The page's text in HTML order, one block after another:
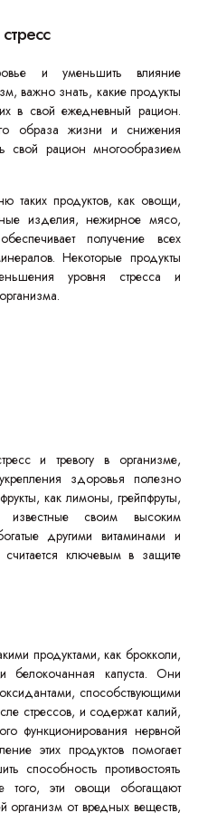
и уменьшить влияние
важно знать, какие продукты
в свой ежедневный рацион.
образа жизни и снижения
свой рацион многообразием
таких продуктов, как овощи,
изделия, нежирное мясо,
получение всех
Некоторые продукты
уровня стресса и
и тревогу в организме,
здоровья полезно
как лимоны, грейпфруты,
своим высоким
другими витаминами и
ключевым в защите
продуктами, как брокколи,
белокочанная капуста. Они
способствующими
стрессов, и содержат калий,
функционирования нервной
этих продуктов помогает
способность противостоять
того, эти овощи обогащают
организм от вредных веществ,